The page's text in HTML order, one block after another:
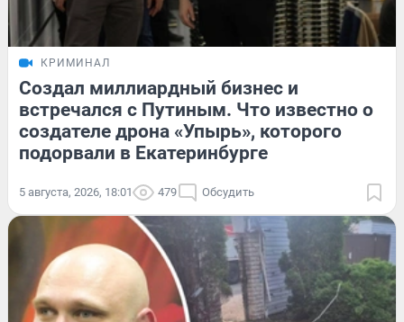
КРИМИНАЛ
Создал миллиардный бизнес и
встречался с Путиным. Что известно о
создателе дрона «Упырь», которого
подорвали в Екатеринбурге
5 августа, 2026, 18:01 479 Обсудить